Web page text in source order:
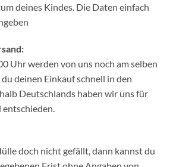
deines Kindes. Die Daten einfach
Uhr werden von uns noch am selben
deinen Einkauf schnell in den
Deutschlands haben wir uns für
entschieden.
doch nicht gefällt, dann kannst du